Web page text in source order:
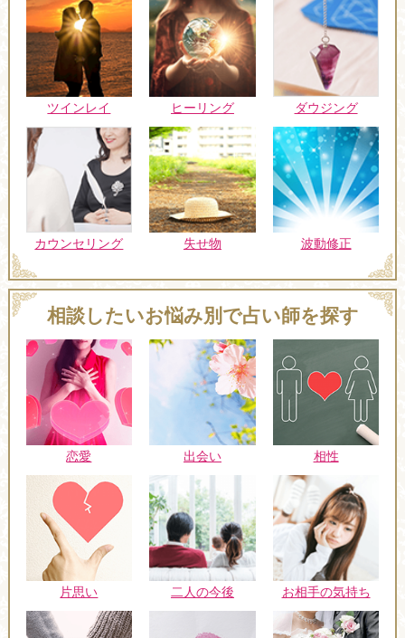
ツインレイ ヒーリング ダウジング
カウンセリング 失せ物 波動修正
相談したいお悩み別で占い師を探す
恋愛 出会い 相性
片思い 二人の今後 お相手の気持ち